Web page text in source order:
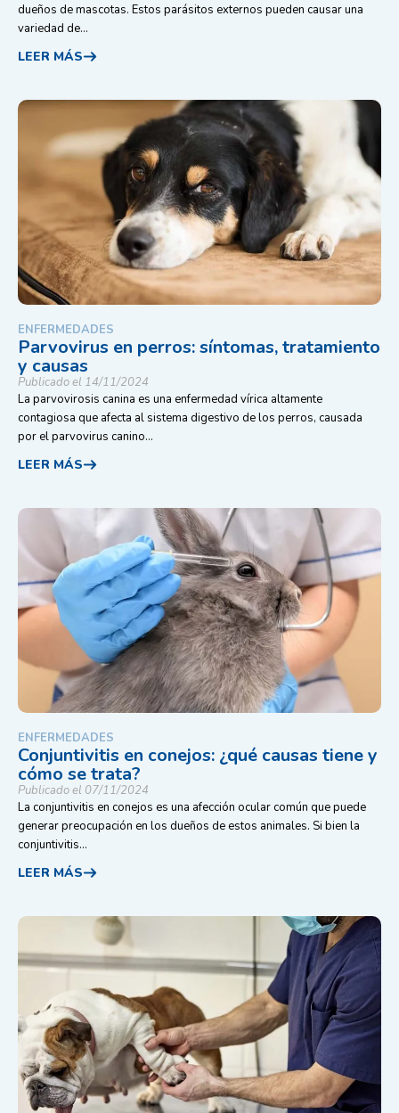
dueños de mascotas. Estos parásitos externos pueden causar una
variedad de...
LEER MÁS
ENFERMEDADES
Parvovirus en perros: síntomas, tratamiento
y causas
Publicado el 14/11/2024
La parvovirosis canina es una enfermedad vírica altamente
contagiosa que afecta al sistema digestivo de los perros, causada
por el parvovirus canino...
LEER MÁS
ENFERMEDADES
Conjuntivitis en conejos: ¿qué causas tiene y
cómo se trata?
Publicado el 07/11/2024
La conjuntivitis en conejos es una afección ocular común que puede
generar preocupación en los dueños de estos animales. Si bien la
conjuntivitis...
LEER MÁS